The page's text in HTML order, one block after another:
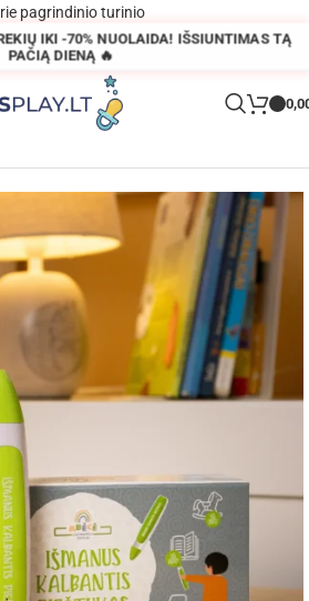
pagrindinio turinio
IKI -70% NUOLAIDA! IŠSIUNTIMAS TĄ
PAČIĄ DIENĄ 🔥
Išmanus kalbantis pieštukas